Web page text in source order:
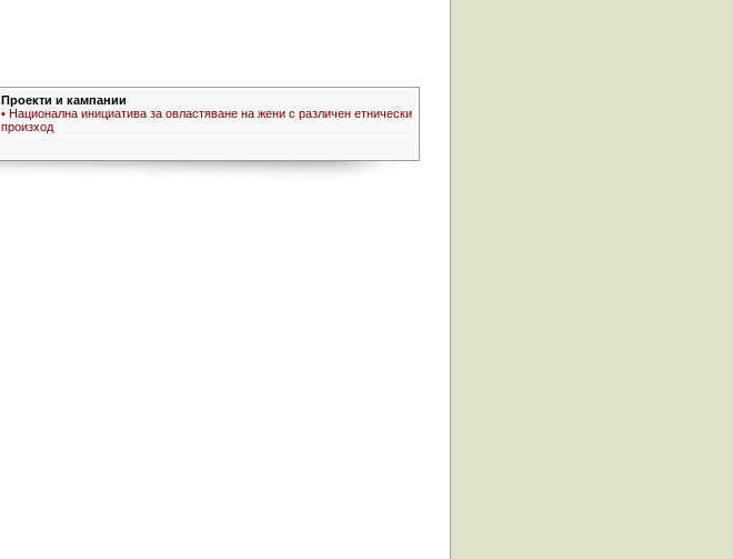
Проекти и кампании
• Национална инициатива за овластяване на жени с различен етнически
произход